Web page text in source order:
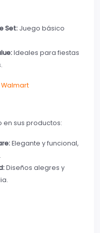
Set: Juego básico
Ideales para fiestas
sus productos:
Elegante y funcional,
Diseños alegres y